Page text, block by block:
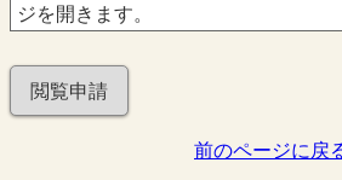
ジを開きます。
閲覧申請
前のページに戻